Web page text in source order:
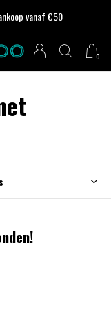
0
vanaf €50